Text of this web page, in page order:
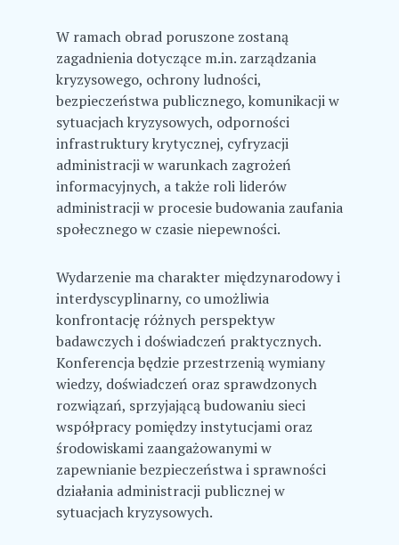
W ramach obrad poruszone zostaną
zagadnienia dotyczące m.in. zarządzania
kryzysowego, ochrony ludności,
bezpieczeństwa publicznego, komunikacji w
sytuacjach kryzysowych, odporności
infrastruktury krytycznej, cyfryzacji
administracji w warunkach zagrożeń
informacyjnych, a także roli liderów
administracji w procesie budowania zaufania
społecznego w czasie niepewności.
Wydarzenie ma charakter międzynarodowy i
interdyscyplinarny, co umożliwia
konfrontację różnych perspektyw
badawczych i doświadczeń praktycznych.
Konferencja będzie przestrzenią wymiany
wiedzy, doświadczeń oraz sprawdzonych
rozwiązań, sprzyjającą budowaniu sieci
współpracy pomiędzy instytucjami oraz
środowiskami zaangażowanymi w
zapewnianie bezpieczeństwa i sprawności
działania administracji publicznej w
sytuacjach kryzysowych.